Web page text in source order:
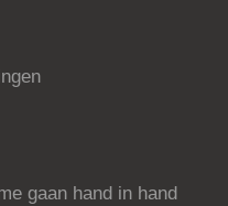
gaan hand in hand